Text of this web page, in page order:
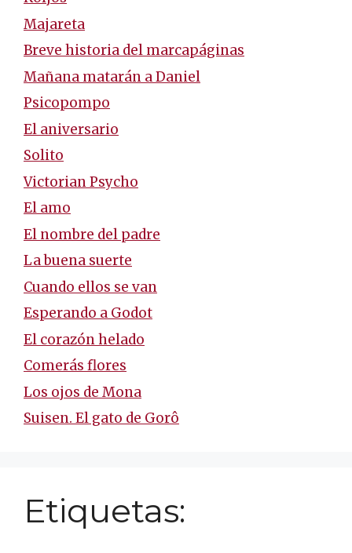
Majareta
Breve historia del marcapáginas
Mañana matarán a Daniel
Psicopompo
El aniversario
Solito
Victorian Psycho
El amo
El nombre del padre
La buena suerte
Cuando ellos se van
Esperando a Godot
El corazón helado
Comerás flores
Los ojos de Mona
Suisen. El gato de Gorô
Etiquetas: